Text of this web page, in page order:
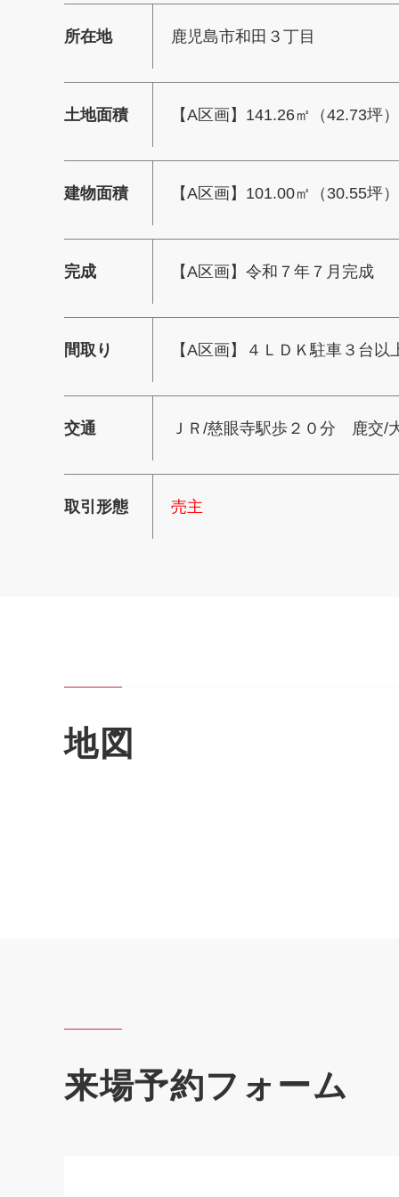
所在地 鹿児島市和田３丁目
土地面積 【A区画】141.26㎡（42.73
建物面積 【A区画】101.00㎡（30.55
完成 【A区画】令和７年７月完
間取り 【A区画】４ＬＤＫ駐車３台
交通 ＪＲ/慈眼寺駅歩２０分 鹿交/
取引形態 売主
地図
来場予約フォーム